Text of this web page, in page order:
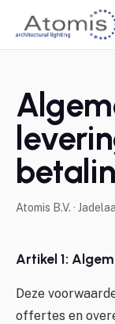
Atomis B.V. ·
Artikel 1:
Deze
offertes en